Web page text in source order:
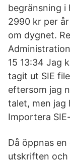
begränsning i
2990 kr per
om dygnet.
15 13:34 Jag
tagit ut SIE
eftersom jag
talet, men jag
Importera
Då öppnas
utskriften och